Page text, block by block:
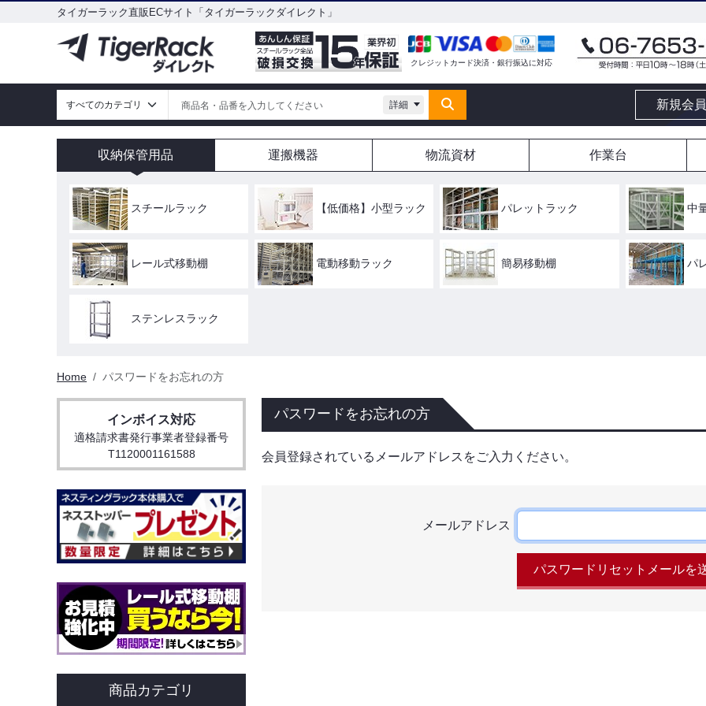
タイガーラック直販ECサイト「タイガーラックダイレクト」
クレジットカード決済・銀行振込に対応
詳細 新規会
収納保管用品 運搬機器 物流資材 作業台
スチールラック 【低価格】小型ラック パレットラック 中
レール式移動棚 電動移動ラック 簡易移動棚 パ
ステンレスラック
Home パスワードをお忘れの方
パスワードをお忘れの方
会員登録されているメールアドレスをご入力ください。
メールアドレス
パスワードリセットメールを
インボイス対応
適格請求書発行事業者登録番号
T1120001161588
商品カテゴリ